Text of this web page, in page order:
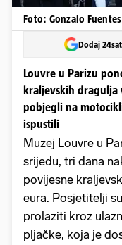
Foto: Gonzalo Fuentes
Dodaj
Louvre u Parizu
kraljevskih
pobjegli na
ispustili
Muzej Louvre u
srijedu, tri dana
povijesne
eura. Posjetitelji
prolaziti kroz
pljačke, koja je